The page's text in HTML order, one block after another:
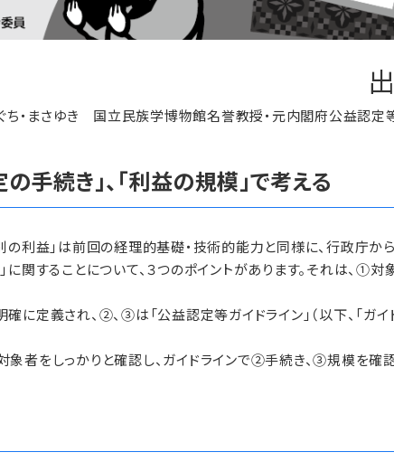
ぐち・まさゆき 国立民族学博物館名誉教授・元内閣府公益認定
手続き」、「利益の規模」で考える
の利益」は前回の経理的基礎・技術的能力と同様に、行政庁か
に関することについて、３つのポイントがあります。それは、①
に定義され、②、③は「公益認定等ガイドライン」（以下、「ガイ
者をしっかりと確認し、ガイドラインで②手続き、③規模を確認